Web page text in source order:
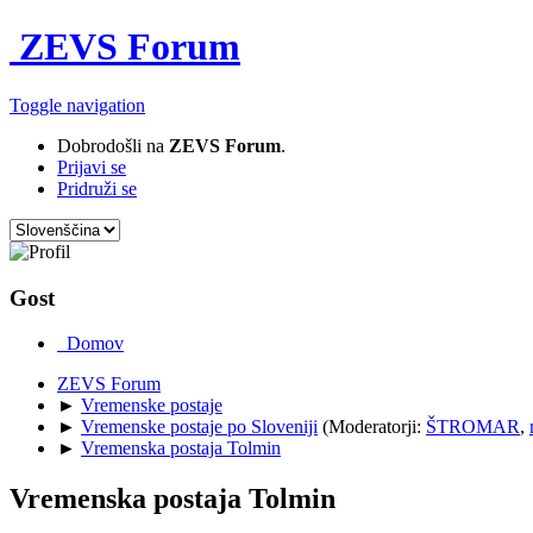
ZEVS Forum
Toggle navigation
Dobrodošli na ZEVS Forum.
Prijavi se
Pridruži se
Gost
Domov
ZEVS Forum
► Vremenske postaje
► Vremenske postaje po Sloveniji (Moderatorji: ŠTROMAR,
► Vremenska postaja Tolmin
Vremenska postaja Tolmin